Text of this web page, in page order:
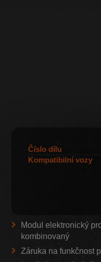
Číslo dílu
Kompatibilní vozy
Modul elektronický
kombinovaný
Záruka na funkčnost